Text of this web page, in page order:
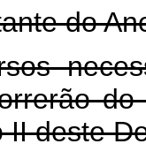
do
II deste